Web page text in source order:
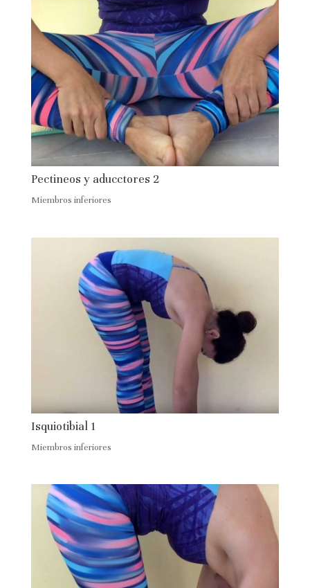
Pectineos y aducctores 2
Miembros inferiores
Isquiotibial 1
Miembros inferiores